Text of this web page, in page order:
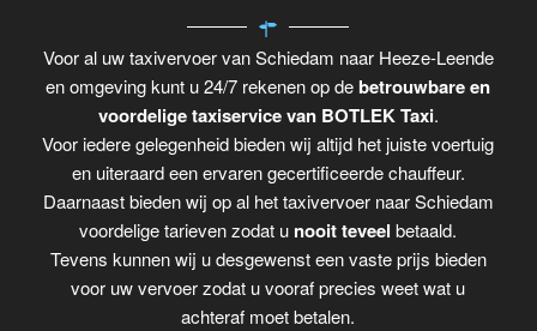
Voor al uw taxivervoer van Schiedam naar Heeze-Leende
en omgeving kunt u 24/7 rekenen op debetrouwbare en
voordelige taxiservice van BOTLEK Taxi.
Voor iedere gelegenheid bieden wij altijd het juiste voertuig
en uiteraard een ervaren gecertificeerde chauffeur.
Daarnaast bieden wij op al het taxivervoer naar Schiedam
voordelige tarieven zodat u nooit teveel betaald.
Tevens kunnen wij u desgewenst een vaste prijs bieden
voor uw vervoer zodat u vooraf precies weet wat u
achteraf moet betalen.